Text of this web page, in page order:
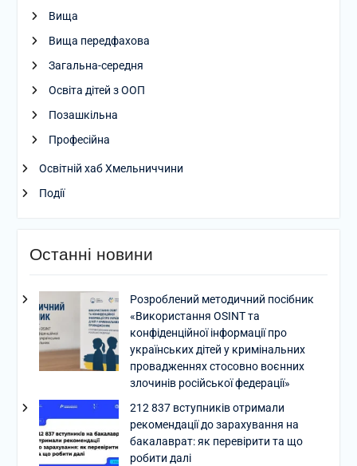
Вища
Вища передфахова
Загальна-середня
Освіта дітей з ООП
Позашкільна
Професійна
Освітній хаб Хмельниччини
Події
Останні новини
Розроблений методичний посібник
«Використання OSINT та
конфіденційної інформації про
українських дітей у кримінальних
провадженнях стосовно воєнних
злочинів російської федерації»
212 837 вступників отримали
рекомендації до зарахування на
бакалаврат: як перевірити та що
робити далі